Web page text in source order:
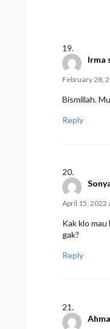
Irma
February 28,
Bismillah.
Reply
April 15, 2022
Kak klo mau
gak?
Reply